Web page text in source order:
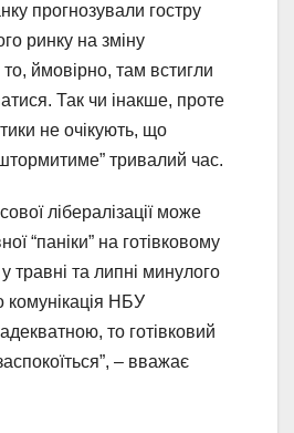
прогнозували гостру
ринку на зміну
то, ймовірно, там встигли
Так чи інакше, проте
не очікують, що
тривалий час.
лібералізації може
“паніки” на готівковому
травні та липні минулого
комунікація НБУ
то готівковий
– вважає